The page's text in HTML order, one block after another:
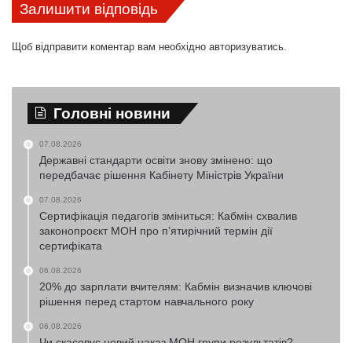
Залишити відповідь
Щоб відправити коментар вам необхідно авторизуватись.
Головні новини
07.08.2026
Державні стандарти освіти знову змінено: що
передбачає рішення Кабінету Міністрів України
07.08.2026
Сертифікація педагогів зміниться: Кабмін схвалив
законопроєкт МОН про п’ятирічний термін дії
сертифіката
06.08.2026
20% до зарплати вчителям: Кабмін визначив ключові
рішення перед стартом навчального року
06.08.2026